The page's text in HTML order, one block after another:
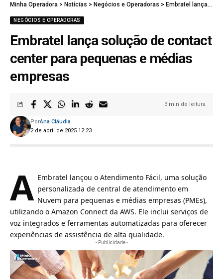
Minha Operadora > Notícias > Negócios e Operadoras > Embratel lança solução de contact center para pequenas e médias empresas
NEGÓCIOS E OPERADORAS
Embratel lança solução de contact
center para pequenas e médias
empresas
2 de abril de 2025 12:23
PorAna Cláudia
3 min de leitura
A Embratel lançou o Atendimento Fácil, uma solução
personalizada de central de atendimento em
Nuvem para pequenas e médias empresas (PMEs),
utilizando o Amazon Connect da AWS. Ele inclui serviços de
voz integrados e ferramentas automatizadas para oferecer
experiências de assistência de alta qualidade.
- Publicidade -